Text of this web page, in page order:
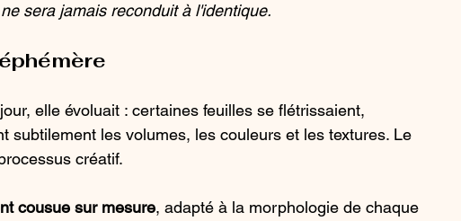
sera jamais reconduit à l'identique.
elle évoluait : certaines feuilles se flétrissaient,
subtilement les volumes, les couleurs et les textures. Le
créatif.
cousue sur mesure, adapté à la morphologie de chaque